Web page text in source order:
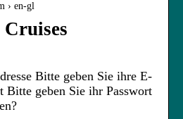
› en-gl
Bitte geben Sie ihre E-
geben Sie ihr Passwort